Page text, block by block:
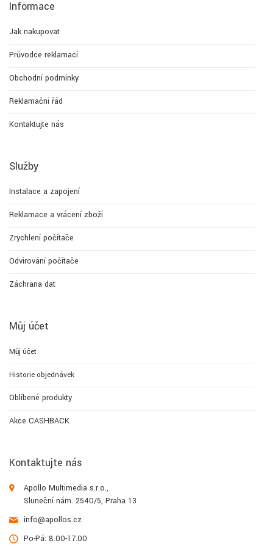
Informace
Jak nakupovat
Průvodce reklamací
Obchodní podmínky
Reklamační řád
Kontaktujte nás
Služby
Instalace a zapojení
Reklamace a vrácení zboží
Zrychlení počítače
Odvirování počítače
Záchrana dat
Můj účet
Můj účet
Historie objednávek
Oblíbené produkty
Akce CASHBACK
Kontaktujte nás
Apollo Multimedia s.r.o.,
Sluneční nám. 2540/5, Praha 13
info@apollos.cz
Po-Pá: 8.00-17.00